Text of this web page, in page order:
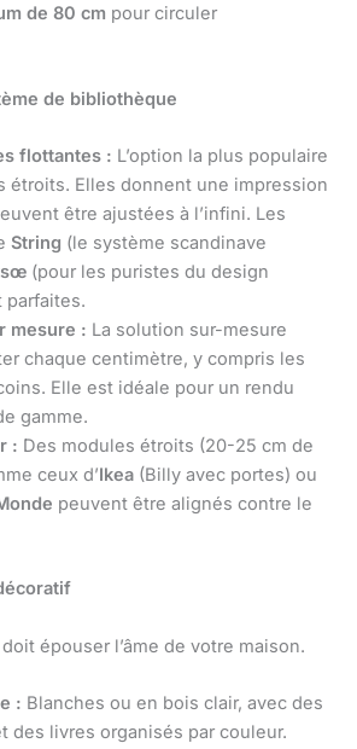
de 80 cm pour circuler
de bibliothèque
flottantes : L’option la plus populaire
étroits. Elles donnent une impression
être ajustées à l’infini. Les
String (le système scandinave
(pour les puristes du design
parfaites.
mesure : La solution sur-mesure
chaque centimètre, y compris les
Elle est idéale pour un rendu
gamme.
: Des modules étroits (20-25 cm de
ceux d’Ikea (Billy avec portes) ou
peuvent être alignés contre le
épouser l’âme de votre maison.
: Blanches ou en bois clair, avec des
des livres organisés par couleur.